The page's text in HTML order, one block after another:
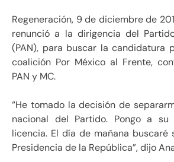
Regeneración, 9 de diciembre de
renunció a la dirigencia del
(PAN), para buscar la candidatura
coalición Por México al Frente,
PAN y MC.
“He tomado la decisión de
nacional del Partido. Pongo a su
licencia. El día de mañana buscaré
Presidencia de la República”, dijo